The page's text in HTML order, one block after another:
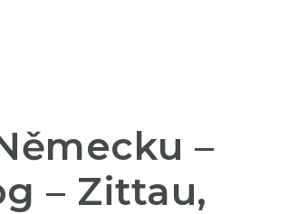
–
– Zittau,